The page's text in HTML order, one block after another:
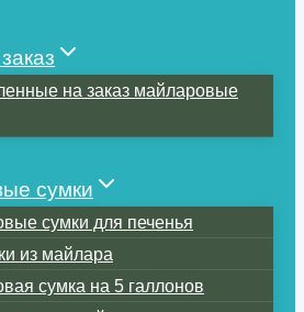
на заказ майларовые
сумки
сумки для печенья
из майлара
сумка на 5 галлонов